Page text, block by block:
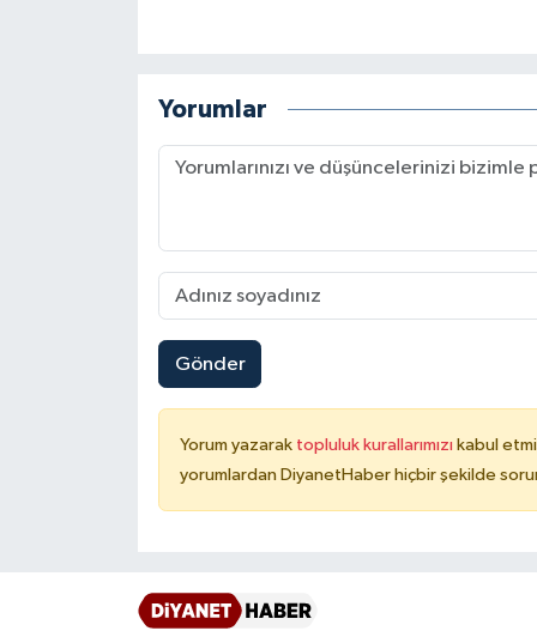
Yorumlar
Gönder
Yorum yazarak topluluk kurallarımızı kabul
yorumlardan DiyanetHaber hiçbir şekilde
Kastamonu Müftülüğü
Kayseri Müftülüğü
Kilis Müftülüğü
Kırıkkale Müftülüğü
Kırklareli Müftülüğü
Kocaeli Müftülüğü